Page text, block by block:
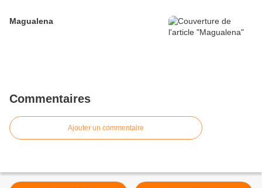
Magualena
Commentaires
Ajouter un commentaire